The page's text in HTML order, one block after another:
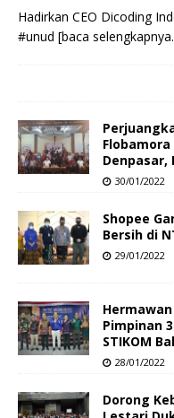
Hadirkan CEO Dicoding
#unud [baca
Denpasar,
30/01/2022
Shopee
Bersih di
29/01/2022
Pimpinan
STIKOM
28/01/2022
Dorong